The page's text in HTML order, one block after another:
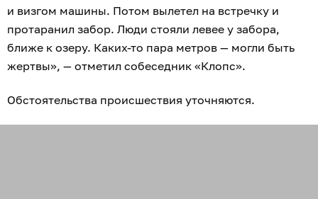
и визгом машины. Потом вылетел на встречку и
протаранил забор. Люди стояли левее у забора,
ближе к озеру. Каких-то пара метров — могли быть
жертвы», — отметил собеседник «Клопс».
Обстоятельства происшествия уточняются.